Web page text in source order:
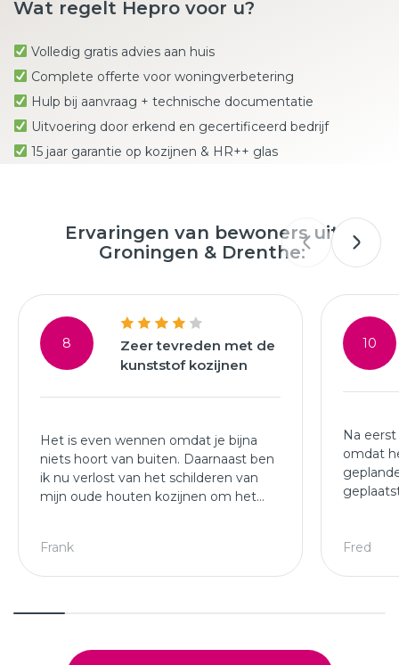
Wat regelt Hepro voor u?
Volledig gratis advies aan huis
Complete offerte voor woningverbetering
Hulp bij aanvraag + technische documentatie
Uitvoering door erkend en gecertificeerd bedrijf
15 jaar garantie op kozijnen & HR++ glas
Ervaringen van bewoners uit
Groningen & Drenthe:
8
Zeer tevreden met de
kunststof kozijnen
Het is even wennen omdat je bijna
niets hoort van buiten. Daarnaast ben
ik nu verlost van het schilderen van
mijn oude houten kozijnen om het
deuren hebben geplaatst.
Frank
10
Na
omdat
Fred